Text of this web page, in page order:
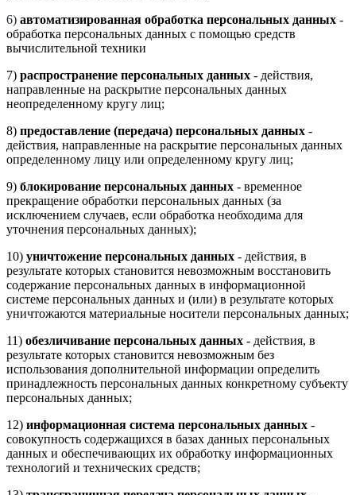
6) автоматизированная обработка персональных данных -
обработка персональных данных с помощью средств
вычислительной техники
7) распространение персональных данных - действия,
направленные на раскрытие персональных данных
неопределенному кругу лиц;
8) предоставление (передача) персональных данных -
действия, направленные на раскрытие персональных данных
определенному лицу или определенному кругу лиц;
9) блокирование персональных данных - временное
прекращение обработки персональных данных (за
исключением случаев, если обработка необходима для
уточнения персональных данных);
10) уничтожение персональных данных - действия, в
результате которых становится невозможным восстановить
содержание персональных данных в информационной
системе персональных данных и (или) в результате которых
уничтожаются материальные носители персональных данных;
11) обезличивание персональных данных - действия, в
результате которых становится невозможным без
использования дополнительной информации определить
принадлежность персональных данных конкретному субъекту
персональных данных;
12) информационная система персональных данных -
совокупность содержащихся в базах данных персональных
данных и обеспечивающих их обработку информационных
технологий и технических средств;